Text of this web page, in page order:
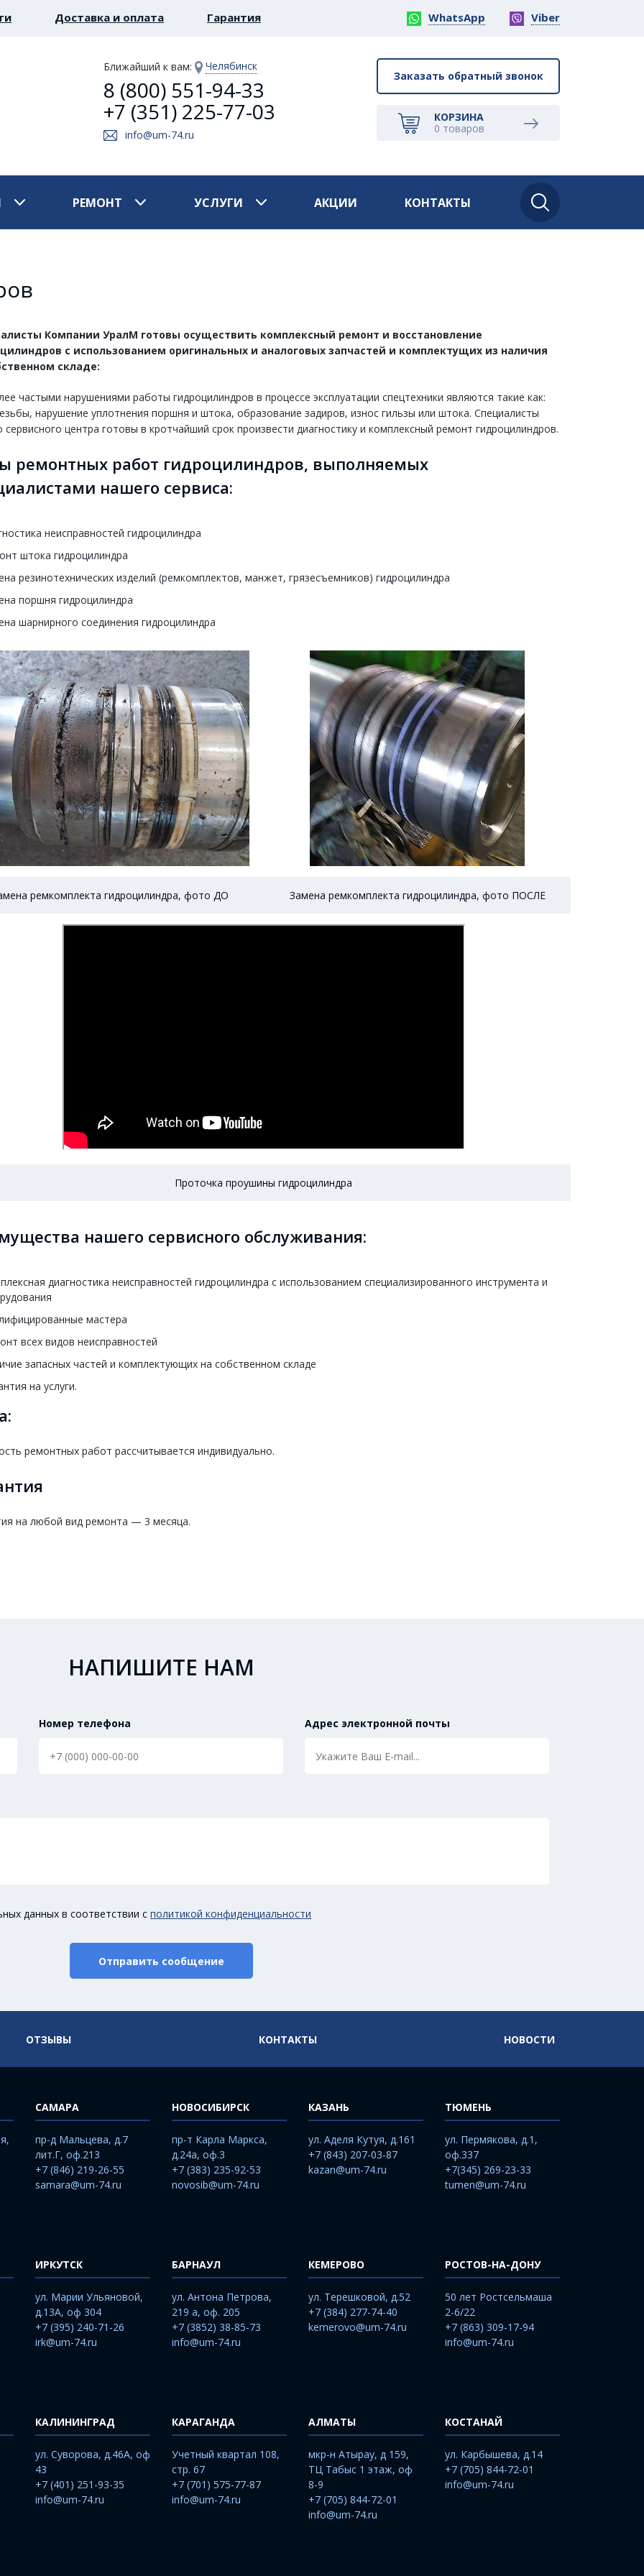
Доставка и оплата Гарантия WhatsApp Viber
Ближайший к вам: Челябинск
8 (800) 551-94-33
+7 (351) 225-77-03
info@um-74.ru
Заказать обратный звонок
КОРЗИНА
0 товаров
РЕМОНТ УСЛУГИ АКЦИИ КОНТАКТЫ
Компании УралМ готовы осуществить комплексный ремонт и восстановление
с использованием оригинальных и аналоговых запчастей и комплектущих из наличия
складе:
частыми нарушениями работы гидроцилиндров в процессе эксплуатации спецтехники являются такие как:
нарушение уплотнения поршня и штока, образование задиров, износ гильзы или штока. Специалисты
сервисного центра готовы в кротчайший срок произвести диагностику и комплексный ремонт гидроцилиндров.
ремонтных работ гидроцилиндров, выполняемых
нашего сервиса:
неисправностей гидроцилиндра
штока гидроцилиндра
резинотехнических изделий (ремкомплектов, манжет, грязесъемников) гидроцилиндра
поршня гидроцилиндра
шарнирного соединения гидроцилиндра
ремкомплекта гидроцилиндра, фото ДО Замена ремкомплекта гидроцилиндра, фото ПОСЛЕ
Проточка проушины гидроцилиндра
нашего сервисного обслуживания:
диагностика неисправностей гидроцилиндра с использованием специализированного инструмента и
мастера
всех видов неисправностей
запасных частей и комплектующих на собственном складе
на услуги.
ремонтных работ рассчитывается индивидуально.
на любой вид ремонта — 3 месяца.
НАПИШИТЕ НАМ
Номер телефона Адрес электронной почты
данных в соответствии с политикой конфиденциальности
Отправить сообщение
ОТЗЫВЫ КОНТАКТЫ НОВОСТИ
САМАРА
пр-д Мальцева, д.7
лит.Г, оф.213
+7 (846) 219-26-55
samara@um-74.ru
НОВОСИБИРСК
пр-т Карла Маркса,
д.24а, оф.3
+7 (383) 235-92-53
novosib@um-74.ru
КАЗАНЬ
ул. Аделя Кутуя, д.161
+7 (843) 207-03-87
kazan@um-74.ru
ТЮМЕНЬ
ул. Пермякова, д.1,
оф.337
+7(345) 269-23-33
tumen@um-74.ru
ИРКУТСК
ул. Марии Ульяновой,
д.13А, оф 304
+7 (395) 240-71-26
irk@um-74.ru
БАРНАУЛ
ул. Антона Петрова,
219 а, оф. 205
+7 (3852) 38-85-73
info@um-74.ru
КЕМЕРОВО
ул. Терешковой, д.52
+7 (384) 277-74-40
kemerovo@um-74.ru
РОСТОВ-НА-ДОНУ
50 лет Ростсельмаша
2-6/22
+7 (863) 309-17-94
info@um-74.ru
КАЛИНИНГРАД
ул. Суворова, д.46А, оф
43
+7 (401) 251-93-35
info@um-74.ru
КАРАГАНДА
Учетный квартал 108,
стр. 67
+7 (701) 575-77-87
info@um-74.ru
АЛМАТЫ
мкр-н Атырау, д 159,
ТЦ Табыс 1 этаж, оф
8-9
+7 (705) 844-72-01
info@um-74.ru
КОСТАНАЙ
ул. Карбышева, д.14
+7 (705) 844-72-01
info@um-74.ru